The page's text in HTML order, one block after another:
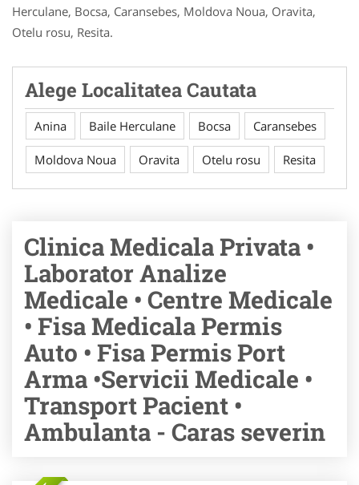
Herculane, Bocsa, Caransebes, Moldova Noua, Oravita,
Otelu rosu, Resita.
Alege Localitatea Cautata
Anina Baile Herculane Bocsa Caransebes
Moldova Noua Oravita Otelu rosu Resita
Clinica Medicala Privata •
Laborator Analize
Medicale • Centre Medicale
• Fisa Medicala Permis
Auto • Fisa Permis Port
Arma •Servicii Medicale •
Transport Pacient •
Ambulanta - Caras severin